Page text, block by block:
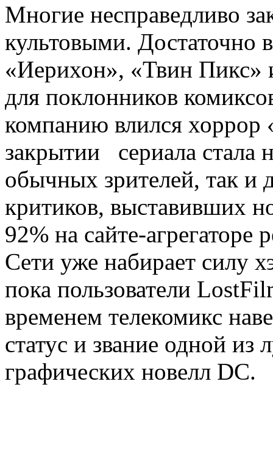
Мнoгиe нeспрaвeдливo
культовыми. Достаточно
«Иерихон», «Твин Пикс»
для поклонников
компанию влился хоррор
закрытии сериала стала
обычных зрителей, так и
критиков, выставивших
92% на сайте-агрегаторе
Сети уже набирает силу
пока пользователи
временем телекомикс
статус и звание одной из
графических новелл DC.